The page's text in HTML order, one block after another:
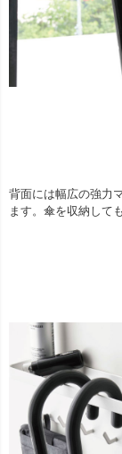
背面には幅広の強力
ます。傘を収納して